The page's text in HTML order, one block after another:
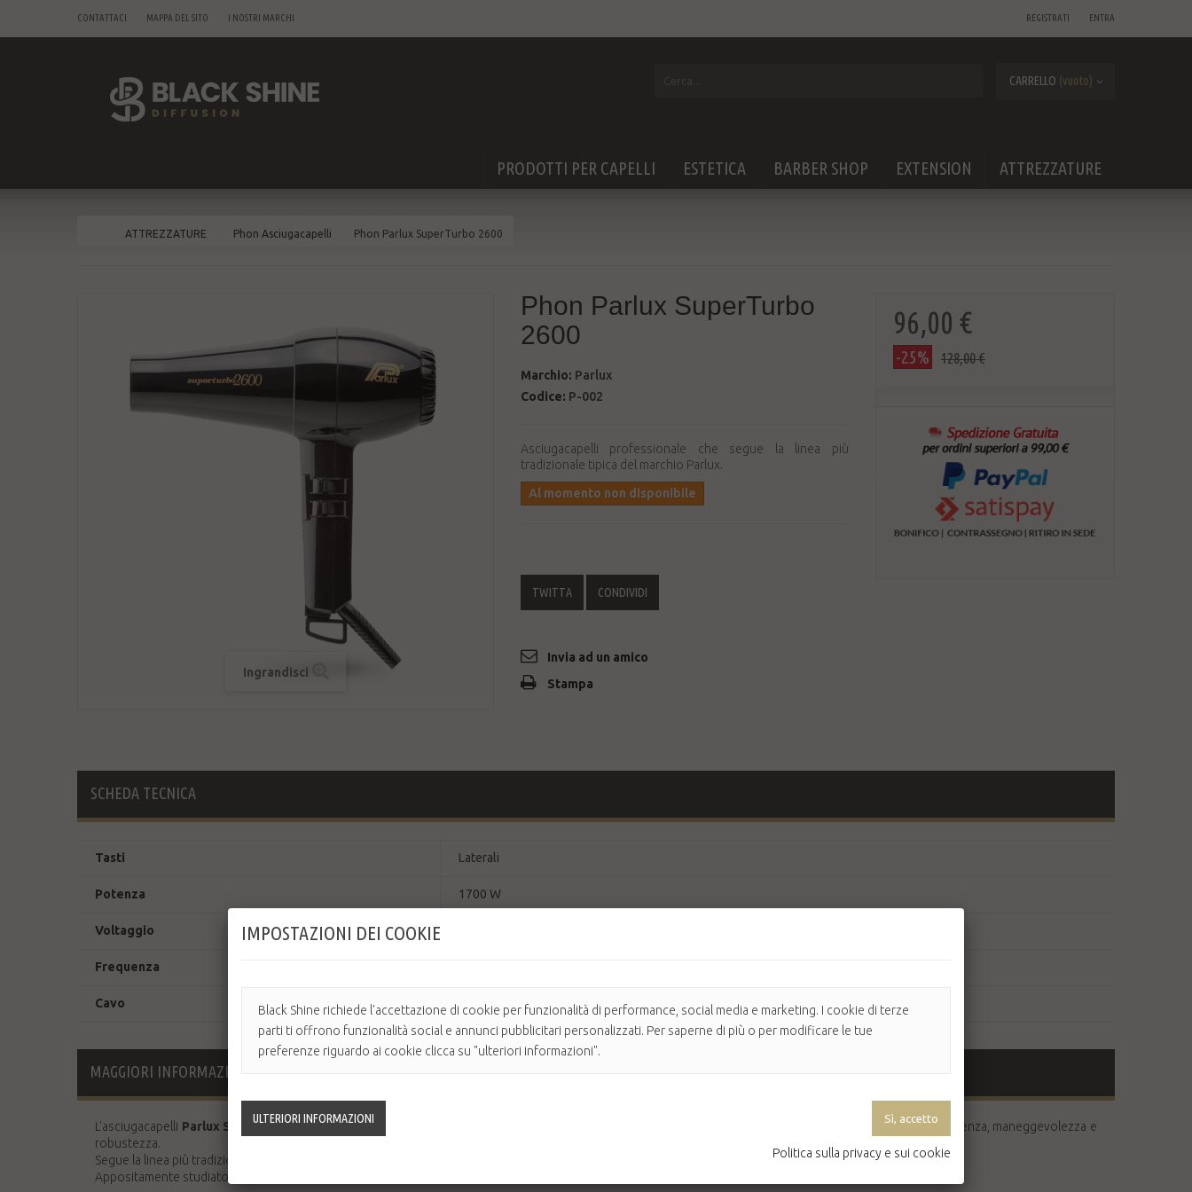
ENTRA
REGISTRATI
CONTATTACI MAPPA DEL SITO I NOSTRI MARCHI
CARRELLO (vuoto)
ATTREZZATURE
EXTENSION
BARBER SHOP
ESTETICA
PRODOTTI PER CAPELLI
ATTREZZATURE Phon Asciugacapelli Phon Parlux SuperTurbo 2600
Ingrandisci
Phon Parlux SuperTurbo
2600
Marchio: Parlux
Codice: P-002
Asciugacapelli professionale che segue la linea più
tradizionale tipica del marchio Parlux.
Al momento non disponibile
TWITTA CONDIVIDI
Invia ad un amico
Stampa
96,00 €
-25% 128,00 €
SCHEDA TECNICA
Tasti Laterali
Potenza 1700 W
Voltaggio
Frequenza
Cavo
MAGGIORI INFORMAZIONI
L'asciugacapelli Parlux SuperTurbo 2600possiede le già consolidate caratteristiche professionali richieste dai parrucchieri, per quanto riguarda durata, potenza, maneggevolezza e
robustezza.
Segue la linea più tradizionale che contraddistingue il marchio Parlux nel mondo.
Appositamente studiato con impugnatura ergonomica per un miglior bilanciamento e confort d’uso.
IMPOSTAZIONI DEI COOKIE
Black Shine richiede l'accettazione di cookie per funzionalità di performance, social media e marketing. I cookie di terze
parti ti offrono funzionalità social e annunci pubblicitari personalizzati. Per saperne di più o per modificare le tue
preferenze riguardo ai cookie clicca su "ulteriori informazioni".
Politica sulla privacy e sui cookie